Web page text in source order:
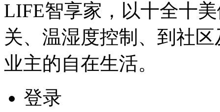
LIFE智享家，以十全十
关、温湿度控制、到社
业主的自在生活。
登录